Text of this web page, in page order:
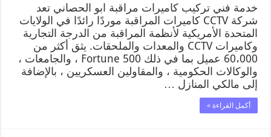
خدمة فني تركيب كاميرات مراقبة ابو الحصاني تعد
شركة CCTV كاميرات المراقبة موردًا رائدًا في الولايات
المتحدة الأمريكية لأنظمة المراقبة من الدرجة التجارية
وكاميرات CCTV والمعدات والملحقات. يثق أكثر من
60،000 عميل بما في ذلك Fortune 500 ، والجامعات ،
والوكالات الحكومية ، والمقاولين العسكريين ، بالإضافة
إلى مالكي المنازل …
أكمل القراءة »